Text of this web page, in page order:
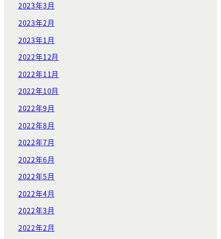
2023年3月
2023年2月
2023年1月
2022年12月
2022年11月
2022年10月
2022年9月
2022年8月
2022年7月
2022年6月
2022年5月
2022年4月
2022年3月
2022年2月